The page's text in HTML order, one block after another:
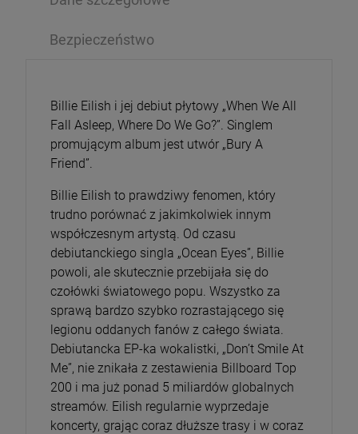
Bezpieczeństwo
Billie Eilish i jej debiut płytowy „When We All
Fall Asleep, Where Do We Go?”. Singlem
promującym album jest utwór „Bury A
Friend”.
Billie Eilish to prawdziwy fenomen, który
trudno porównać z jakimkolwiek innym
współczesnym artystą. Od czasu
debiutanckiego singla „Ocean Eyes”, Billie
powoli, ale skutecznie przebijała się do
czołówki światowego popu. Wszystko za
sprawą bardzo szybko rozrastającego się
legionu oddanych fanów z całego świata.
Debiutancka EP-ka wokalistki, „Don’t Smile At
Me”, nie znikała z zestawienia Billboard Top
200 i ma już ponad 5 miliardów globalnych
streamów. Eilish regularnie wyprzedaje
koncerty, grając coraz dłuższe trasy i w coraz